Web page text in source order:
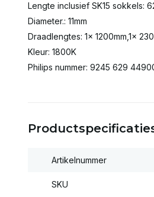
Lengte inclusief SK15 sokkels:
Diameter.: 11mm
Draadlengtes: 1x 1200mm,1x
Kleur: 1800K
Philips nummer: 9245 629
Artikelnummer
SKU